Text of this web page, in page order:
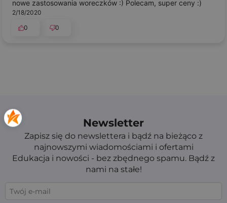
nowe zastosowania woreczków :) Polecam, super ceny :)
2/18/2020
0
0
Newsletter
Zapisz się do newslettera i bądź na bieżąco z
najnowszymi wiadomościami i ofertami
Edukacja i nowości - bez zbędnego spamu. Bądź z
nami na stałe!